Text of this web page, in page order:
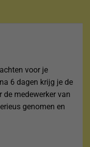
voor je
krijg je de
van
genomen en